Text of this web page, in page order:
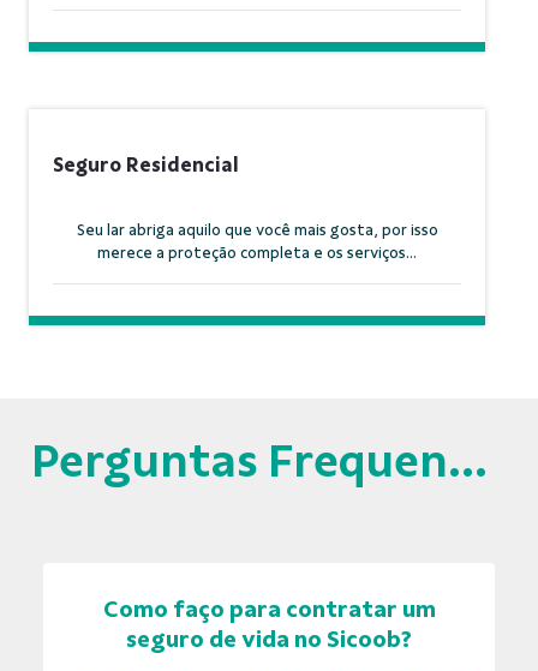
Seguro Residencial
Seu lar abriga aquilo que você mais gosta, por isso
merece a proteção completa e os serviços...
Perguntas Frequentes
Como faço para contratar um
seguro de vida no Sicoob?